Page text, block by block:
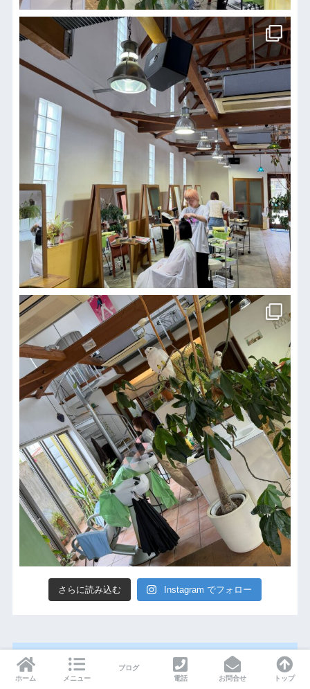
さらに読み込む Instagram でフォロー
-LINEから予約できます-
ホーム メニュー
ブログ
電話
お問合せ トップ